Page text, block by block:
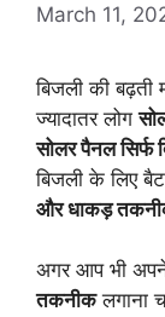
March 11,
बिजली की
ज्यादातर लोग
सोलर पैनल सिर्फ
बिजली के लिए
और धाकड़
अगर आप भी
तकनीकलगाना